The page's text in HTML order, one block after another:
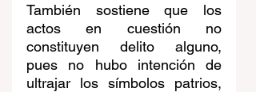
También sostiene que los
actos en cuestión no
constituyen delito alguno,
pues no hubo intención de
ultrajar los símbolos patrios,